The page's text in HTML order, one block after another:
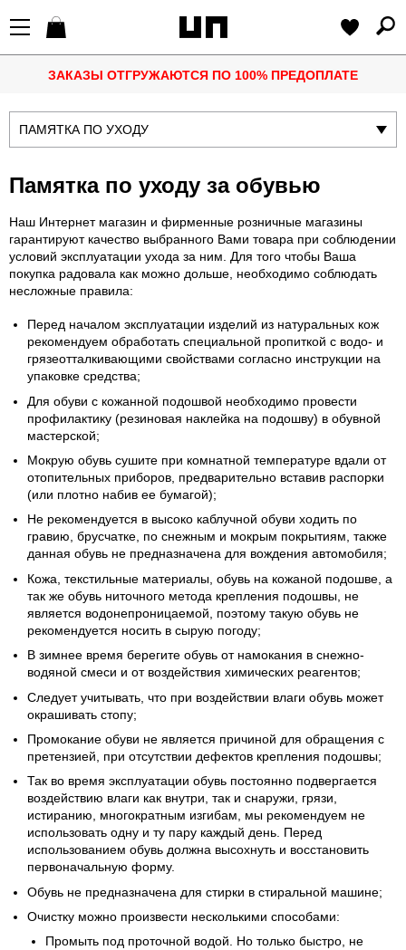
ЗАКАЗЫ ОТГРУЖАЮТСЯ ПО 100% ПРЕДОПЛАТЕ
ПАМЯТКА ПО УХОДУ
Памятка по уходу за обувью
Наш Интернет магазин и фирменные розничные магазины
гарантируют качество выбранного Вами товара при соблюдении
условий эксплуатации ухода за ним. Для того чтобы Ваша
покупка радовала как можно дольше, необходимо соблюдать
несложные правила:
Перед началом эксплуатации изделий из натуральных кож
рекомендуем обработать специальной пропиткой с водо- и
грязеотталкивающими свойствами согласно инструкции на
упаковке средства;
Для обуви с кожанной подошвой необходимо провести
профилактику (резиновая наклейка на подошву) в обувной
мастерской;
Мокрую обувь сушите при комнатной температуре вдали от
отопительных приборов, предварительно вставив распорки
(или плотно набив ее бумагой);
Не рекомендуется в высоко каблучной обуви ходить по
гравию, брусчатке, по снежным и мокрым покрытиям, также
данная обувь не предназначена для вождения автомобиля;
Кожа, текстильные материалы, обувь на кожаной подошве, а
так же обувь ниточного метода крепления подошвы, не
является водонепроницаемой, поэтому такую обувь не
рекомендуется носить в сырую погоду;
В зимнее время берегите обувь от намокания в снежно-
водяной смеси и от воздействия химических реагентов;
Следует учитывать, что при воздействии влаги обувь может
окрашивать стопу;
Промокание обуви не является причиной для обращения с
претензией, при отсутствии дефектов крепления подошвы;
Так во время эксплуатации обувь постоянно подвергается
воздействию влаги как внутри, так и снаружи, грязи,
истиранию, многократным изгибам, мы рекомендуем не
использовать одну и ту пару каждый день. Перед
использованием обувь должна высохнуть и восстановить
первоначальную форму.
Обувь не предназначена для стирки в стиральной машине;
Очистку можно произвести несколькими способами:
Промыть под проточной водой. Но только быстро, не